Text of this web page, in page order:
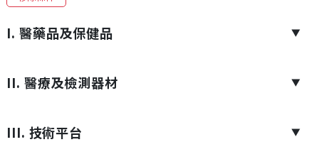
I. 醫藥品及保健品 ▼
II. 醫療及檢測器材 ▼
III. 技術平台 ▼